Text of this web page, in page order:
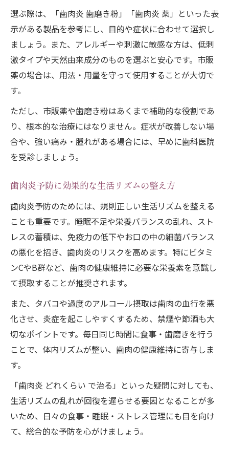
選ぶ際は、「歯肉炎 歯磨き粉」「歯肉炎 薬」といった表
示がある製品を参考にし、目的や症状に合わせて選択し
ましょう。また、アレルギーや刺激に敏感な方は、低刺
激タイプや天然由来成分のものを選ぶと安心です。市販
薬の場合は、用法・用量を守って使用することが大切で
す。
ただし、市販薬や歯磨き粉はあくまで補助的な役割であ
り、根本的な治療にはなりません。症状が改善しない場
合や、強い痛み・腫れがある場合には、早めに歯科医院
を受診しましょう。
歯肉炎予防に効果的な生活リズムの整え方
歯肉炎予防のためには、規則正しい生活リズムを整える
ことも重要です。睡眠不足や栄養バランスの乱れ、スト
レスの蓄積は、免疫力の低下やお口の中の細菌バランス
の悪化を招き、歯肉炎のリスクを高めます。特にビタミ
ンCやB群など、歯肉の健康維持に必要な栄養素を意識し
て摂取することが推奨されます。
また、タバコや過度のアルコール摂取は歯肉の血行を悪
化させ、炎症を起こしやすくするため、禁煙や節酒も大
切なポイントです。毎日同じ時間に食事・歯磨きを行う
ことで、体内リズムが整い、歯肉の健康維持に寄与しま
す。
「歯肉炎 どれくらい で治る」といった疑問に対しても、
生活リズムの乱れが回復を遅らせる要因となることが多
いため、日々の食事・睡眠・ストレス管理にも目を向け
て、総合的な予防を心がけましょう。